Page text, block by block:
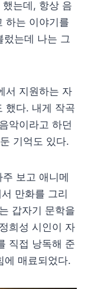
는데, 항상 음
하는 이야기를
렀는데 나는 그
서 지원하는 자
했다. 내게 작곡
악이라고 하던
기억도 있다.
보고 애니메
만화를 그리
갑자기 문학을
희성 시인이 자
직접 낭독해 준
에 매료되었다.